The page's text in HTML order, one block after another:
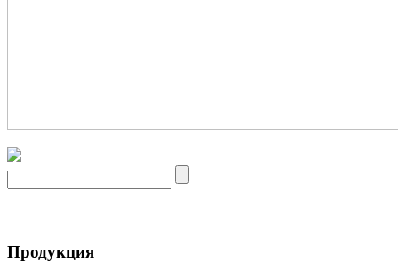
Продукция